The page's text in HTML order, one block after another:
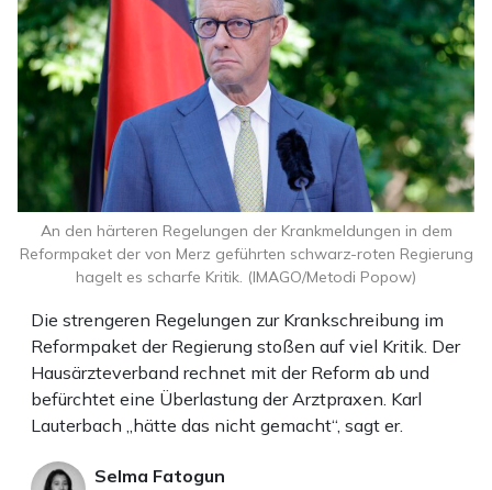
Die strengeren Regelungen zur Krankschreibung im
Reformpaket der Regierung stoßen auf viel Kritik. Der
Hausärzteverband rechnet mit der Reform ab und
befürchtet eine Überlastung der Arztpraxen. Karl
Lauterbach „hätte das nicht gemacht“, sagt er.
Selma Fatogun
An den härteren Regelungen der Krankmeldungen in dem
Reformpaket der von Merz geführten schwarz-roten Regierung
hagelt es scharfe Kritik. (IMAGO/Metodi Popow)